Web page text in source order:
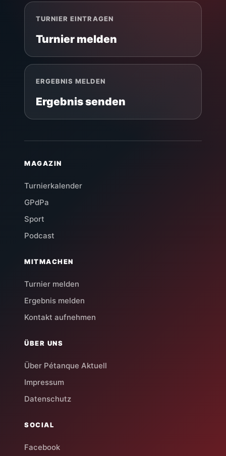
TURNIER EINTRAGEN
Turnier melden
ERGEBNIS MELDEN
Ergebnis senden
MAGAZIN
Turnierkalender
GPdPa
Sport
Podcast
MITMACHEN
Turnier melden
Ergebnis melden
Kontakt aufnehmen
ÜBER UNS
Über Pétanque Aktuell
Impressum
Datenschutz
SOCIAL
Facebook